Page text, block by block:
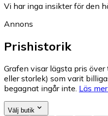
Vi har inga insikter för den
Annons
Prishistorik
Grafen visar lägsta pris
eller storlek) som varit
begagnat ingår inte. Läs
Välj butik